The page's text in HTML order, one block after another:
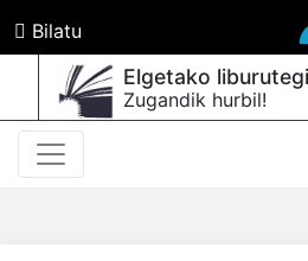
Bilatu
Elgetako
Zugandik hurbil!